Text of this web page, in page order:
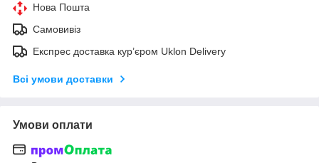
Нова Пошта
Самовивіз
Експрес доставка кур’єром Uklon Delivery
Всі умови доставки
Умови оплати